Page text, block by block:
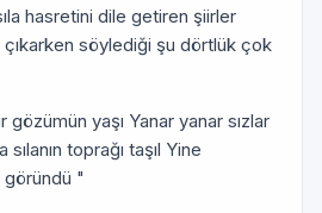
hasretini dile getiren şiirler
söylediği şu dörtlük çok
yaşı Yanar yanar sızlar
toprağı taşıl Yine
"